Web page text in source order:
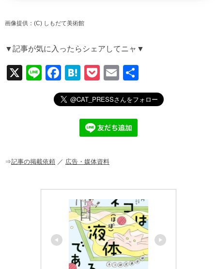
画像提供：(C) しもだて美術館
▼記事が気に入ったらシェアしてニャ▼
X
Li
F
a
c
o
H
at
e
n
a
P
o
ck
et
E
m
ail
有
⇒記事の掲載依頼 ／ 広告・媒体資料